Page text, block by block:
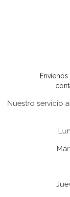
Nuestro servicio